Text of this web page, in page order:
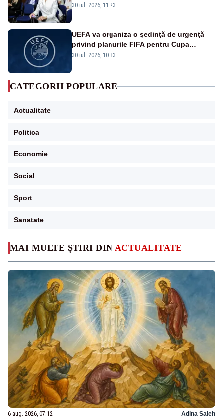
MAI MULTE ȘTIRI DIN ACTUALITATE
6 aug. 2026, 07:12 Adina Saleh
disperați, nu sunt răufăcători”
30 iul. 2026, 11:23
UEFA va organiza o şedinţă de urgenţă
privind planurile FIFA pentru Cupa
Mondială
30 iul. 2026, 10:33
CATEGORII POPULARE
Actualitate
Politica
Economie
Social
Sport
Sanatate